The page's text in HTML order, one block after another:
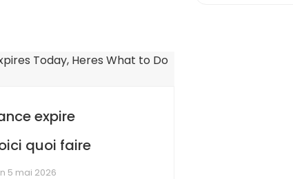
expire
quoi faire
5 mai 2026